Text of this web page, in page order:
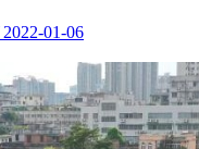
2022-01-06